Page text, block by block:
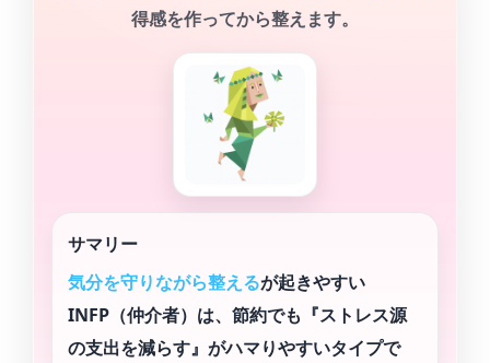
得感を作ってから整えます。
サマリー
気分を守りながら整えるが起きやすい
INFP（仲介者）は、節約でも『ストレス源
の支出を減らす』がハマりやすいタイプで